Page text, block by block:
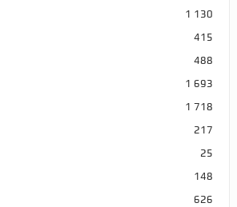
1 130
415
488
1 693
1 718
217
25
148
626